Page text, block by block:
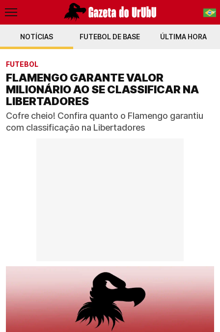
PT-BR
NOTÍCIAS FUTEBOL DE BASE ÚLTIMA HORA
FUTEBOL
FLAMENGO GARANTE VALOR
MILIONÁRIO AO SE CLASSIFICAR NA
LIBERTADORES
Cofre cheio! Confira quanto o Flamengo garantiu
com classificação na Libertadores